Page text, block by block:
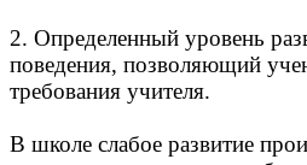
2. Определенный уровень
поведения, позволяющий
требования учителя.
В школе слабое развитие